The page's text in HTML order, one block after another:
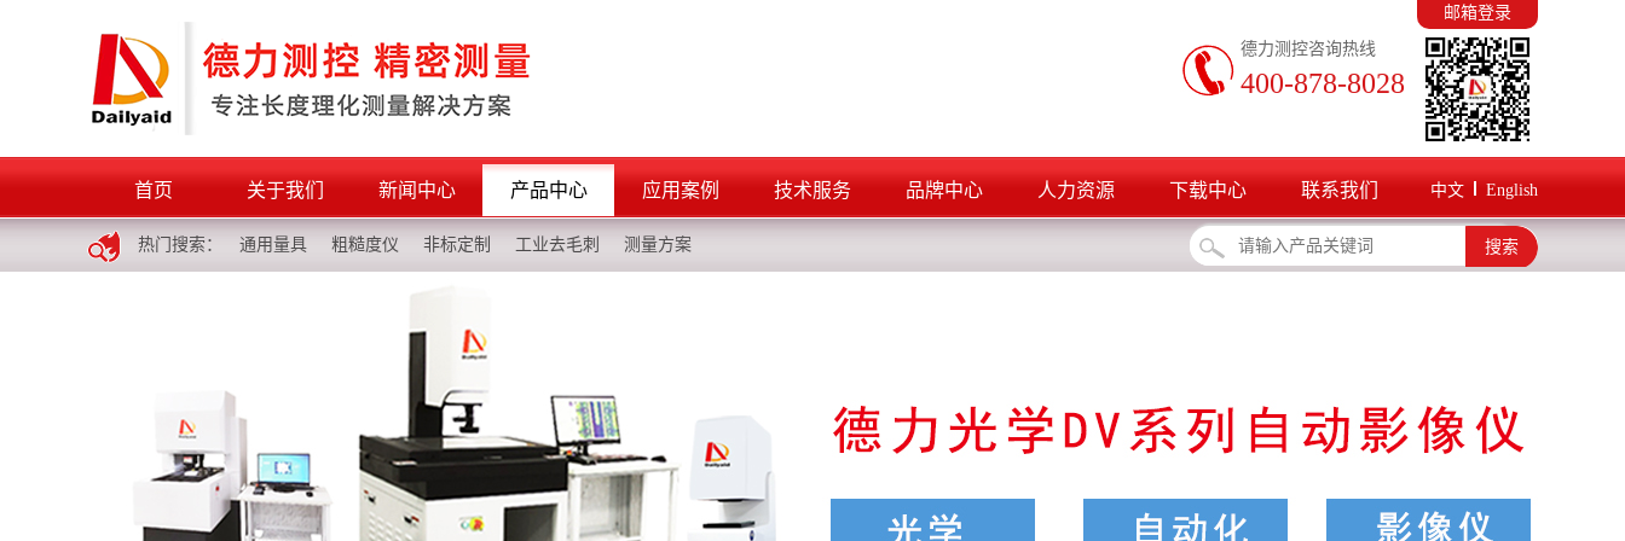
邮箱登录
德力测控咨询热线
400-878-8028
首页 关于我们 新闻中心 产品中心 应用案例 技术服务 品牌中心 人力资源 下载中心 联系我们 中文 English
热门搜索： 通用量具 粗糙度仪 非标定制 工业去毛刺 测量方案 搜索